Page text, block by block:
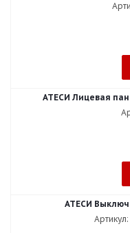
АТЕСИ Лицевая
АТЕСИ